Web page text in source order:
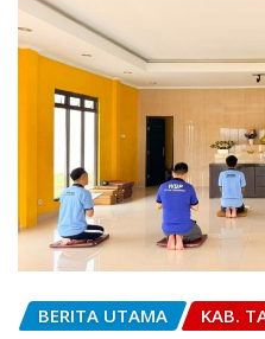
BERITA UTAMA KAB.